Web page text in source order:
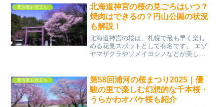
ンなど、札幌の春をゆっくり楽しめるイ
ベントしが目白押...
北海道お役立ち
北海道神宮の桜の見ごろはいつ？
焼肉はできるの？円山公園の状況
も解説！
北海道神宮の桜は、札幌で最も早く楽し
める花見スポットとして有名です。 エゾ
ヤマザクラやソメイヨシノなどが美しく
「花見の際に焼肉ができるのか？」とい
う疑問を持つ方も多い...
北海道お役立ち
第58回浦河の桜まつり2025｜優
駿の里で楽しむ幻想的な千本桜・
うらかわオバケ桜も紹介